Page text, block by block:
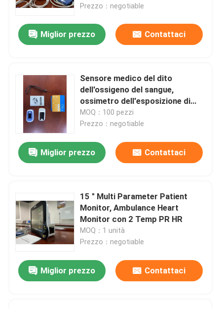
Prezzo：negotiable
Miglior prezzo Contattaci
Sensore medico del dito
dell'ossigeno del sangue,
ossimetro dell'esposizione di
OLED per SPO2 monitoraggio,
monitor dell'ossigeno del sangue
MOQ：100 pezzi
Prezzo：negotiable
Miglior prezzo Contattaci
15 " Multi Parameter Patient
Monitor, Ambulance Heart
Monitor con 2 Temp PR HR
MOQ：1 unità
Prezzo：negotiable
Miglior prezzo Contattaci